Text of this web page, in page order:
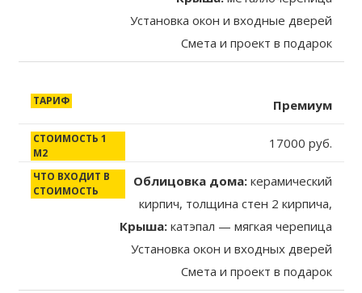
Установка окон и входные дверей
Смета и проект в подарок
Премиум
17000 руб.
Облицовка дома:керамический
кирпич, толщина стен 2 кирпича,
Крыша:катэпал — мягкая черепица
Установка окон и входных дверей
Смета и проект в подарок